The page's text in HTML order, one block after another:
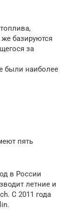
базируются
за
были наиболее
пять
в России
летние и
С 2011 года